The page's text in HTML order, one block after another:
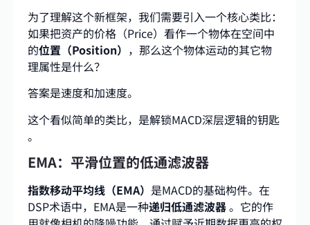
为了理解这个新框架，我们需要引入一个核心类比：
如果把资产的价格（Price）看作一个物体在空间中
的位置（Position） ，那么这个物体运动的其它物
理属性是什么？
答案是速度和加速度。
这个看似简单的类比，是解锁MACD深层逻辑的钥匙
。
EMA：平滑位置的低通滤波器
指数移动平均线（EMA） 是MACD的基础构件。在
DSP术语中，EMA是一种递归低通滤波器。它的作